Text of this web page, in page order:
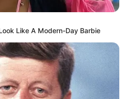
Like A Modern-Day Barbie